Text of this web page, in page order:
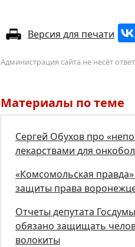
Версия для печати
Администрация сайта не несёт
Материалы по теме
Сергей Обухов про
лекарствами для
«Комсомольская
защиты права
Отчеты депутата
обязано защищать
волокиты